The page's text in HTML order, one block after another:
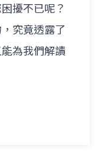
擾不已呢？
究竟透露了
為我們解讀